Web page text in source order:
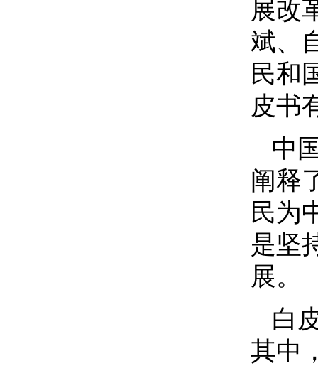
展改
斌、
民和
皮书
中
阐释
民为
是坚
展。
白
其中